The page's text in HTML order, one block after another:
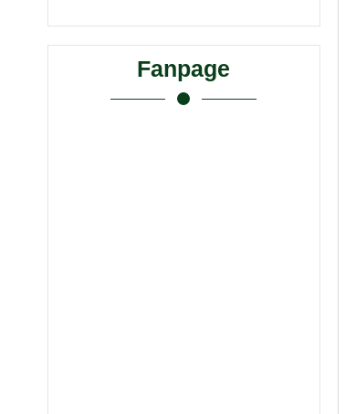
Fanpage